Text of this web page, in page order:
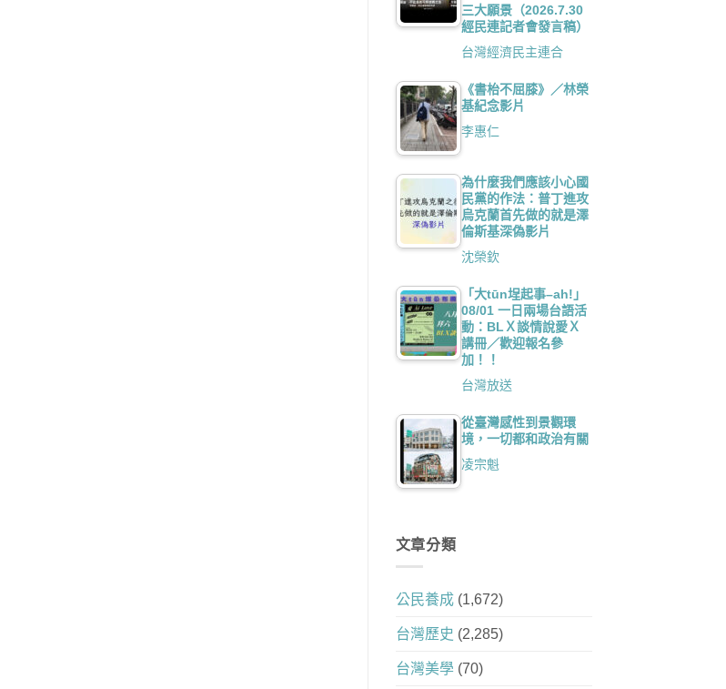
三大願景（2026.7.30
經民連記者會發言稿）
台灣經濟民主連合
《書枱不屈膝》／林榮
基紀念影片
李惠仁
為什麼我們應該小心國
民黨的作法：普丁進攻
烏克蘭首先做的就是澤
倫斯基深偽影片
沈榮欽
「大tūn埕起事–ah!」
08/01 一日兩場台語活
動：BLＸ談情說愛Ｘ
講冊／歡迎報名參
加！！
台灣放送
從臺灣感性到景觀環
境，一切都和政治有關
凌宗魁
文章分類
公民養成(1,672)
台灣歷史 (2,285)
台灣美學(70)